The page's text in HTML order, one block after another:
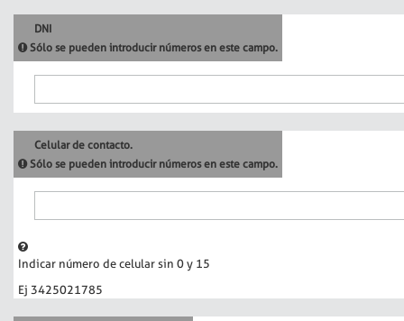
DNI
Sólo se pueden introducir números en este campo.
Celular de contacto.
Sólo se pueden introducir números en este campo.
Indicar número de celular sin 0 y 15
Ej 3425021785